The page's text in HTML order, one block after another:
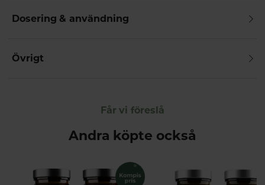
Dosering & användning
Övrigt
Får vi föreslå
Andra köpte också